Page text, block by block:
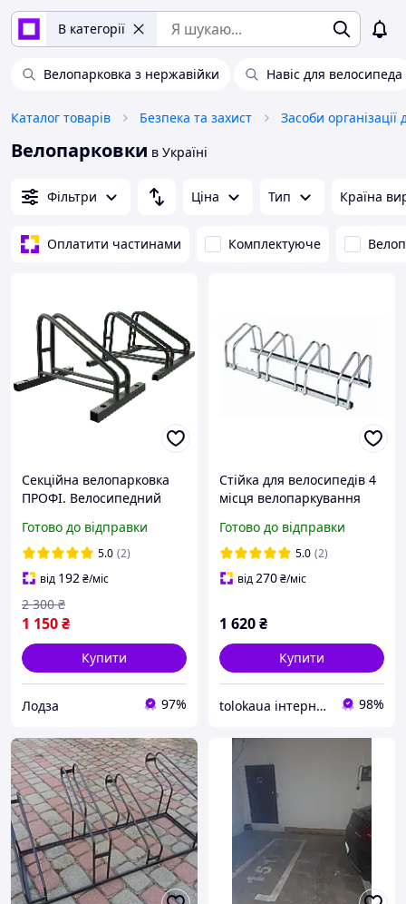
В категорії
Велопарковка з нержавійки Навіс для велосипеда
Каталог товарів Безпека та захист Засоби
Велопарковки в Україні
Фільтри Ціна Тип Країна
Оплатити частинами Комплектуюче
Секційна велопарковка
ПРОФІ. Велосипедний
велосипеда
Готово до відправки
5.0 (2)
від 192₴/міс
1 150₴
2 300 ₴
Купити
Лодза 97%
Стійка для велосипедів 4
місця велопаркування
Kraft&Dele KD651
Готово до відправки
5.0 (2)
від270₴/міс
1 620₴
Купити
tolokaua інтернет-магазин товарів для дому 98%